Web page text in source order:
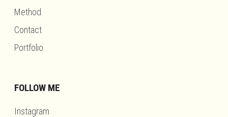
Method
Contact
Portfolio
FOLLOW ME
Instagram